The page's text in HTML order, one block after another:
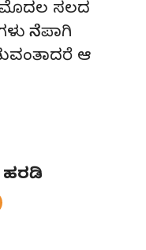
ಸಲದ
ನೆನಪಾಗಿ
ಆ
ಹರಡಿ